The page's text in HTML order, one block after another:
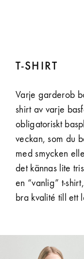
T-SHIRT
Varje garderob
shirt av varje
obligatoriskt
veckan, som du
med smycken
det kännas lite
en “vanlig” t-
bra kvalité till ett